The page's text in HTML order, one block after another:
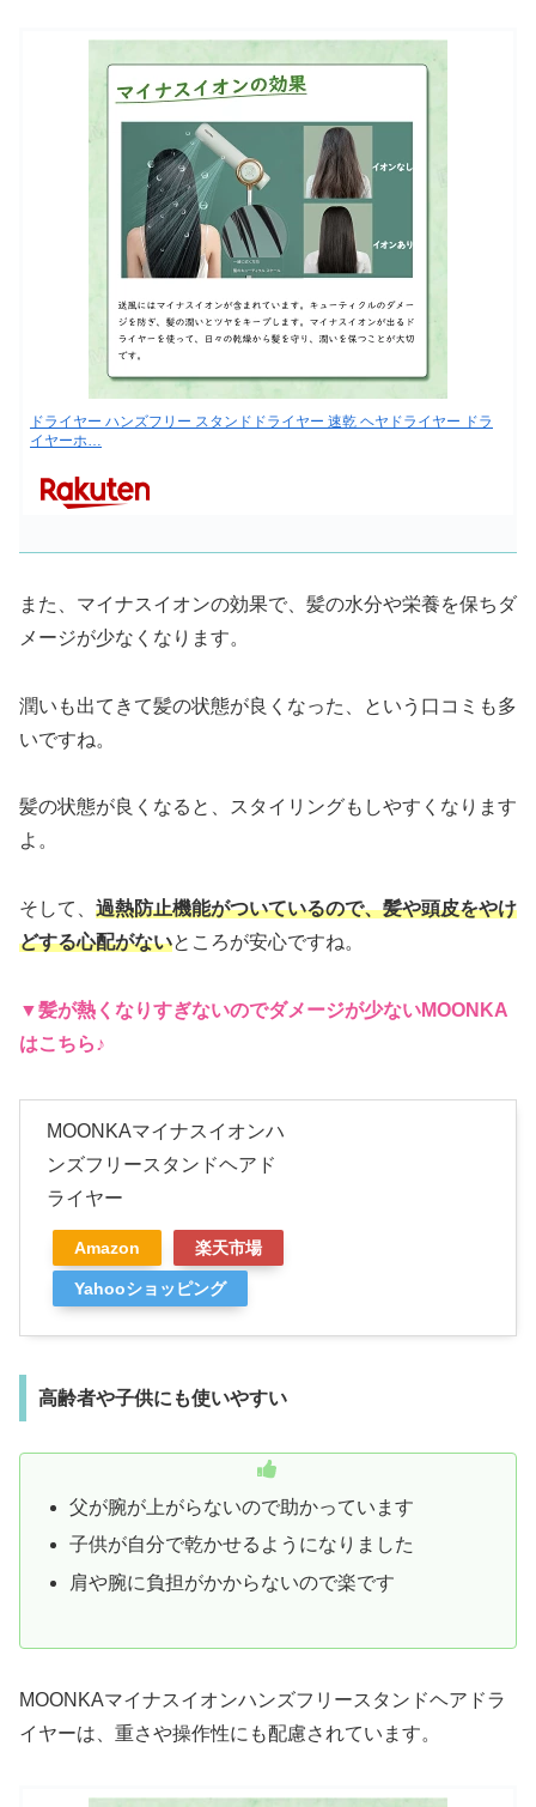
ドライヤー ハンズフリー スタンドドライヤー 速乾 ヘヤドライヤー ドラ
イヤーホ…
また、マイナスイオンの効果で、髪の水分や栄養を保ちダ
メージが少なくなります。
潤いも出てきて髪の状態が良くなった、という口コミも多
いですね。
髪の状態が良くなると、スタイリングもしやすくなります
よ。
そして、 過熱防止機能がついているので、髪や頭皮をやけ
どする心配がないところが安心ですね。
▼髪が熱くなりすぎないのでダメージが少ないMOONKA
はこちら♪
MOONKAマイナスイオンハ
ンズフリースタンドヘアド
ライヤー
Amazon 楽天市場
Yahooショッピング
高齢者や子供にも使いやすい
父が腕が上がらないので助かっています
子供が自分で乾かせるようになりました
肩や腕に負担がかからないので楽です
MOONKAマイナスイオンハンズフリースタンドヘアドラ
イヤーは、重さや操作性にも配慮されています。